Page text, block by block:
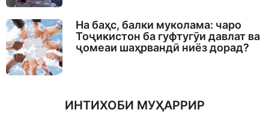
На баҳс, балки муколама: чаро
Тоҷикистон ба гуфтугӯи давлат ва
ҷомеаи шаҳрвандӣ ниёз дорад?
ИНТИХОБИ МУҲАРРИР